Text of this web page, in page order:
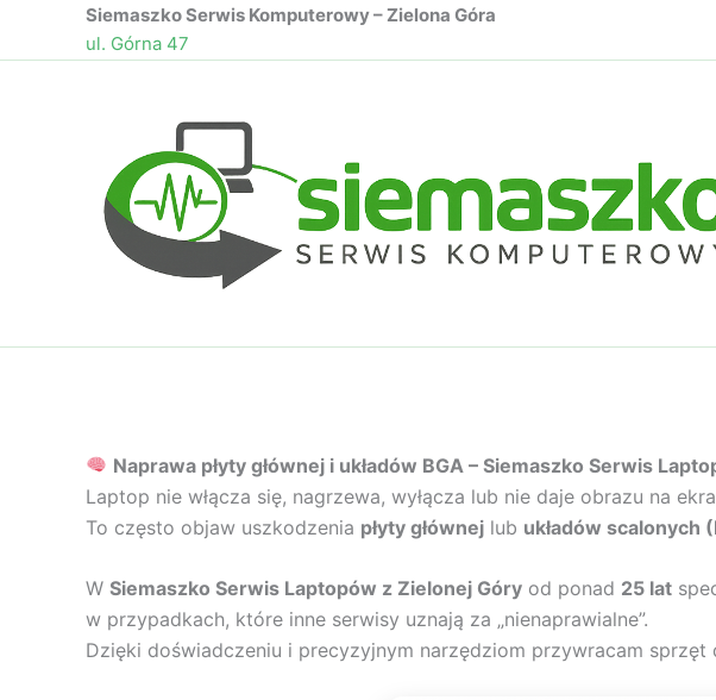
Siemaszko Serwis Komputerowy – Zielona Góra
ul. Górna 47
Naprawa płyty głównej i układów BGA – Siemaszko Serwis
Laptop nie włącza się, nagrzewa, wyłącza lub nie daje obrazu na
To często objaw uszkodzenia płyty głównej lub układów scalonych
W Siemaszko Serwis Laptopów z Zielonej Góry od ponad 25 lat
w przypadkach, które inne serwisy uznają za „nienaprawialne”.
Dzięki doświadczeniu i precyzyjnym narzędziom przywracam